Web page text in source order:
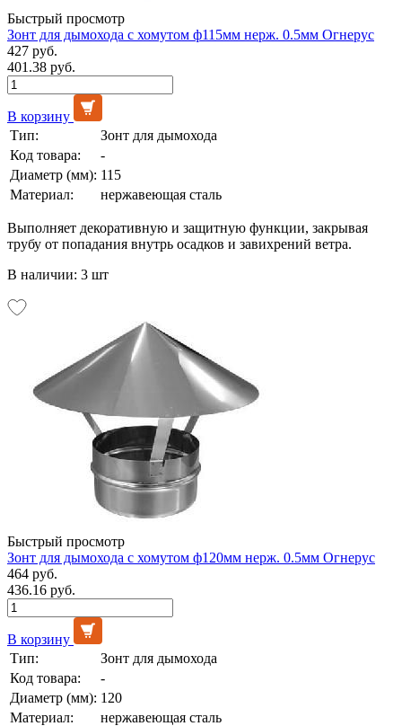
Быстрый просмотр
Зонт для дымохода с хомутом ф115мм нерж. 0.5мм Огнерус
427 руб.
401.38 руб.
В корзину
Тип:
Зонт для дымохода
Код товара:
-
Диаметр (мм): 115
Материал:
нержавеющая сталь
Выполняет декоративную и защитную функции, закрывая
трубу от попадания внутрь осадков и завихрений ветра.
В наличии: 3 шт
Быстрый просмотр
Зонт для дымохода с хомутом ф120мм нерж. 0.5мм Огнерус
464 руб.
436.16 руб.
В корзину
Тип:
Зонт для дымохода
Код товара:
-
Диаметр (мм): 120
Материал:
нержавеющая сталь